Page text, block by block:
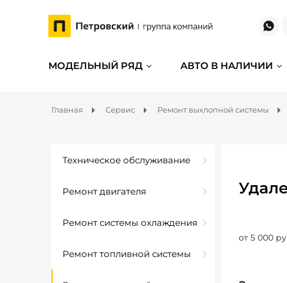
МОДЕЛЬНЫЙ РЯД АВТО В НАЛИЧИИ
Главная Сервис Ремонт выхлопной системы
Техническое обслуживание
Ремонт двигателя
Ремонт системы охлаждения
Ремонт топливной системы
от 5 000